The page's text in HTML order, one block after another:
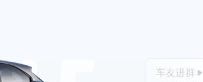
车友进群